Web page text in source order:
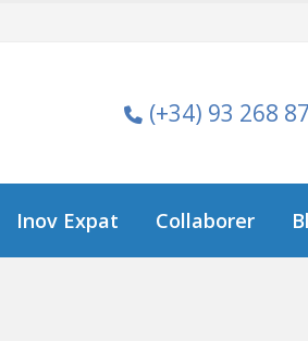
(+34) 93 268
Inov Expat Collaborer